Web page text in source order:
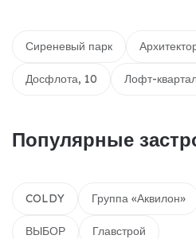
Сиреневый парк
Досфлота, 10 Лофт-
Популярные
COLDY Группа «Аквилон»
ВЫБОР Главстрой